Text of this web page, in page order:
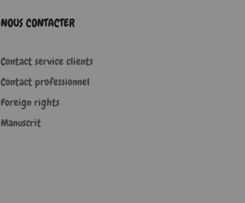
NOUS CONTACTER
Contact service clients
Contact professionnel
Foreign rights
Manuscrit